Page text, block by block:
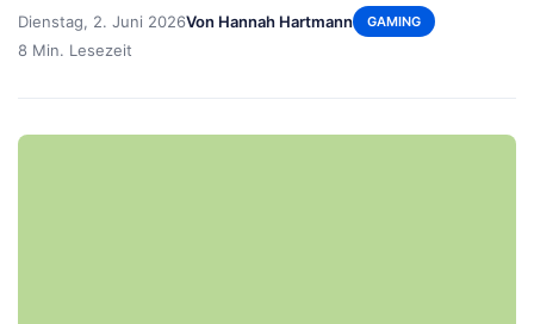
Dienstag, 2. Juni 2026Von Hannah Hartmann GAMING
8 Min. Lesezeit